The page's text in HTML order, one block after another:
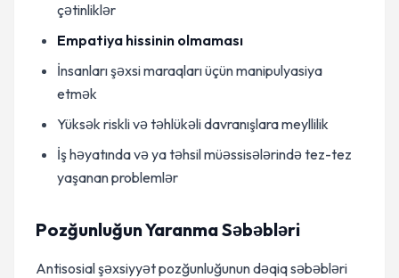
çətinliklər
Empatiya hissinin olmaması
İnsanları şəxsi maraqları üçün manipulyasiya
etmək
Yüksək riskli və təhlükəli davranışlara meyllilik
İş həyatında və ya təhsil müəssisələrində tez-tez
yaşanan problemlər
Pozğunluğun Yaranma Səbəbləri
Antisosial şəxsiyyət pozğunluğunun dəqiq səbəbləri